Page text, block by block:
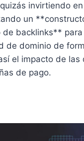
invirtiendo
un
de backlinks**
de dominio de
el impacto de las
de pago.